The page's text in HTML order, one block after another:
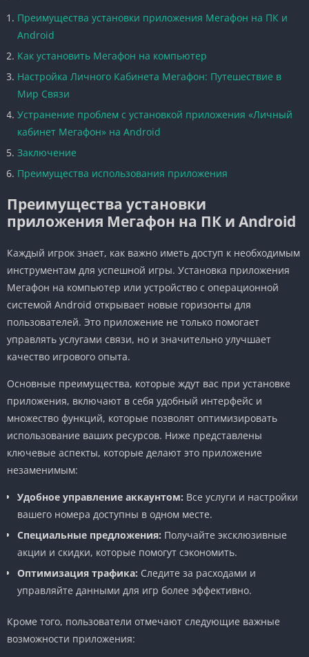
Преимущества установки приложения Мегафон на ПК и
Android
Как установить Мегафон на компьютер
Настройка Личного Кабинета Мегафон: Путешествие в
Мир Связи
Устранение проблем с установкой приложения «Личный
кабинет Мегафон» на Android
Заключение
Преимущества использования приложения
Преимущества установки
приложения Мегафон на ПК и Android
Каждый игрок знает, как важно иметь доступ к необходимым
инструментам для успешной игры. Установка приложения
Мегафон на компьютер или устройство с операционной
системой Android открывает новые горизонты для
пользователей. Это приложение не только помогает
управлять услугами связи, но и значительно улучшает
качество игрового опыта.
Основные преимущества, которые ждут вас при установке
приложения, включают в себя удобный интерфейс и
множество функций, которые позволят оптимизировать
использование ваших ресурсов. Ниже представлены
ключевые аспекты, которые делают это приложение
незаменимым:
Удобное управление аккаунтом: Все услуги и настройки
вашего номера доступны в одном месте.
Специальные предложения: Получайте эксклюзивные
акции и скидки, которые помогут сэкономить.
Оптимизация трафика: Следите за расходами и
управляйте данными для игр более эффективно.
Кроме того, пользователи отмечают следующие важные
возможности приложения: